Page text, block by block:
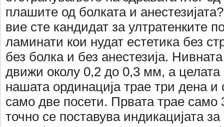
плашите од болката и
вие сте кандидат за ултратенките
ламинати кои нудат естетика без
без болка и без анестезија.
движи околу 0,2 до 0,3 мм, а целата
нашата ординација трае три дена
само две посети. Првата трае само
точно се поставува индикацијата